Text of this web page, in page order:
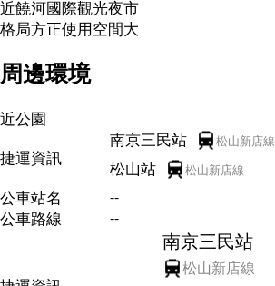
近饒河國際觀光夜市
格局方正使用空間大
周邊環境
近公園
捷運資訊
南京三民站 松山新店線
松山站 松山新店線
公車站名
--
公車路線
--
南京三民站
松山新店線